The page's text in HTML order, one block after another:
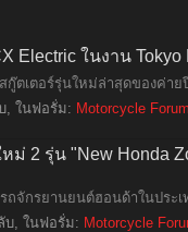
Electric ในงาน Tokyo
กู๊ตเตอร์รุ่นใหม่ล่าสุดของค่
, ในฟอรั่ม: Motorcycle Forum
2 รุ่น "New Honda
จักรยานยนต์ฮอนด้าในประ
บ, ในฟอรั่ม: Motorcycle